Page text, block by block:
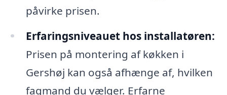
påvirke prisen.
Erfaringsniveauet hos installatøren:
Prisen på montering af køkken i
Gershøj kan også afhænge af, hvilken
fagmand du vælger. Erfarne